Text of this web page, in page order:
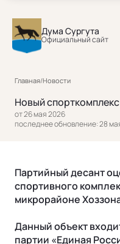
Дума Сургута
Официальный сайт
Главная/Новости
Новый спорткомплекс
от 26 мая 2026
последнее обновление: 28
Партийный десант
спортивного
микрорайоне
Данный объект
партии «Единая